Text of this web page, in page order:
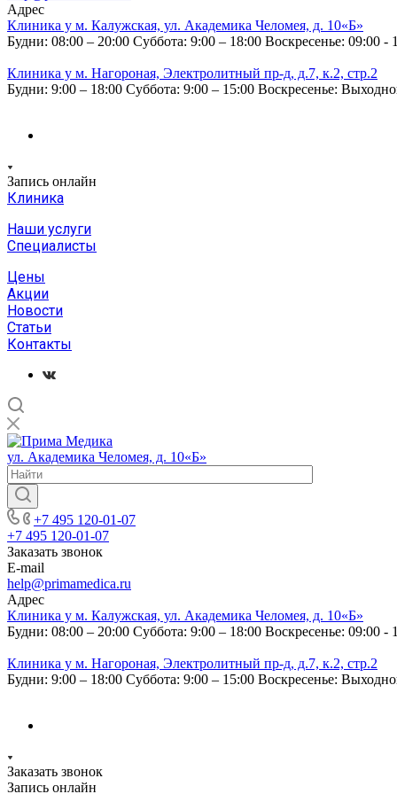
Адрес
Клиника у м. Калужская, ул. Академика Челомея, д. 10«Б»
Будни: 08:00 – 20:00 Суббота: 9:00 – 18:00 Воскресенье: 09:00 -
Клиника у м. Нагороная, Электролитный пр-д, д.7, к.2, стр.2
Будни: 9:00 – 18:00 Суббота: 9:00 – 15:00 Воскресенье:
Запись онлайн
Клиника
Наши услуги
Специалисты
Цены
Акции
Новости
Статьи
Контакты
ул. Академика Челомея, д. 10«Б»
+7 495 120-01-07
+7 495 120-01-07
Заказать звонок
E-mail
help@primamedica.ru
Адрес
Клиника у м. Калужская, ул. Академика Челомея, д. 10«Б»
Будни: 08:00 – 20:00 Суббота: 9:00 – 18:00 Воскресенье: 09:00 -
Клиника у м. Нагороная, Электролитный пр-д, д.7, к.2, стр.2
Будни: 9:00 – 18:00 Суббота: 9:00 – 15:00 Воскресенье:
Заказать звонок
Запись онлайн